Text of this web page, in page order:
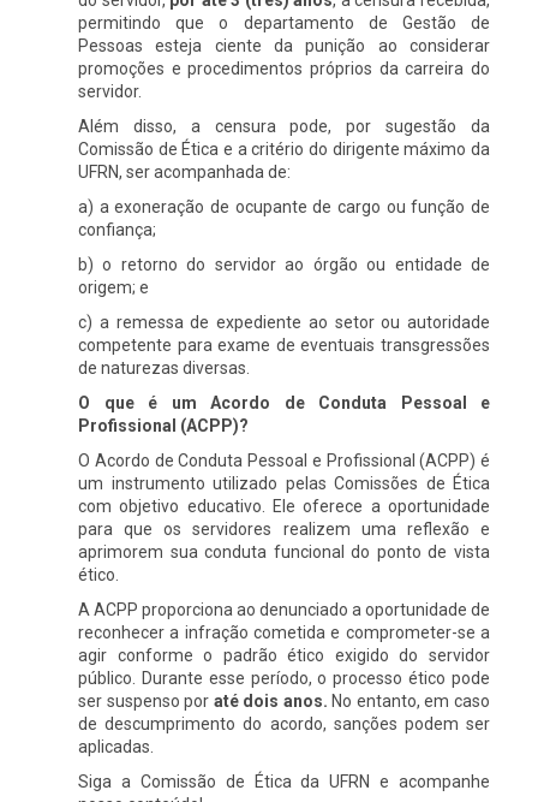
permitindo que o departamento de Gestão de
Pessoas esteja ciente da punição ao considerar
promoções e procedimentos próprios da carreira do
servidor.
Além disso, a censura pode, por sugestão da
Comissão de Ética e a critério do dirigente máximo da
UFRN, ser acompanhada de:
a) a exoneração de ocupante de cargo ou função de
confiança;
b) o retorno do servidor ao órgão ou entidade de
origem; e
c) a remessa de expediente ao setor ou autoridade
competente para exame de eventuais transgressões
de naturezas diversas.
O que é um Acordo de Conduta Pessoal e
Profissional (ACPP)?
O Acordo de Conduta Pessoal e Profissional (ACPP) é
um instrumento utilizado pelas Comissões de Ética
com objetivo educativo. Ele oferece a oportunidade
para que os servidores realizem uma reflexão e
aprimorem sua conduta funcional do ponto de vista
ético.
A ACPP proporciona ao denunciado a oportunidade de
reconhecer a infração cometida e comprometer-se a
agir conforme o padrão ético exigido do servidor
público. Durante esse período, o processo ético pode
ser suspenso por até dois anos. No entanto, em caso
de descumprimento do acordo, sanções podem ser
aplicadas.
Siga a Comissão de Ética da UFRN e acompanhe